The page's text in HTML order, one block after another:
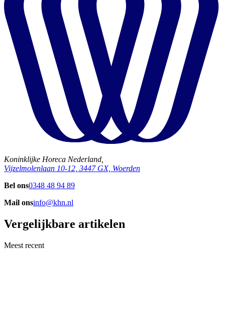
Koninklijke Horeca Nederland,
Vijzelmolenlaan 10-12, 3447 GX, Woerden
Bel ons0348 48 94 89
Mail onsinfo@khn.nl
Vergelijkbare artikelen
Meest recent